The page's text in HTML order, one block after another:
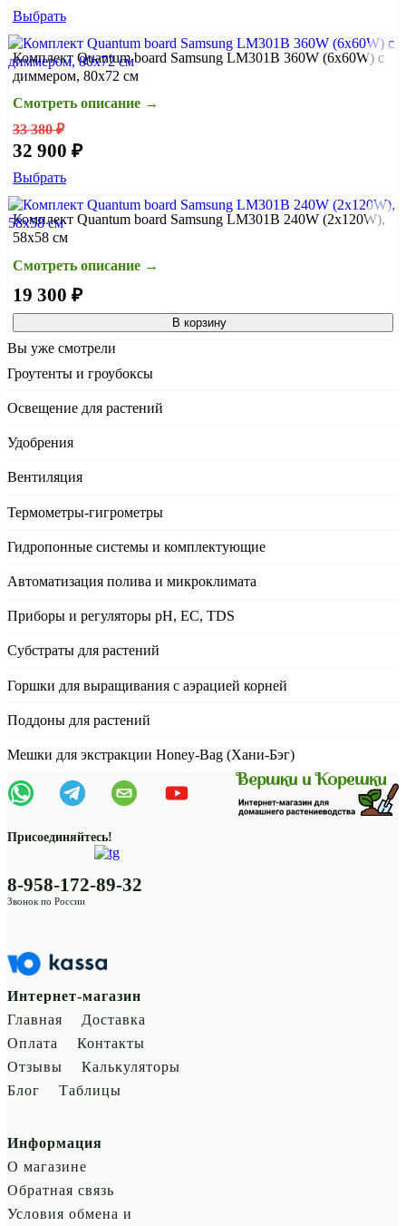
Выбрать
Комплект Quantum board Samsung LM301B 360W (6x60W) с
диммером, 80х72 см
Смотреть описание →
33 380 ₽
32 900 ₽
Выбрать
Комплект Quantum board Samsung LM301B 240W (2x120W),
58x58 см
Смотреть описание →
19 300 ₽
В корзину
Вы уже смотрели
Гроутенты и гроубоксы
Освещение для растений
Удобрения
Вентиляция
Термометры-гигрометры
Гидропонные системы и комплектующие
Автоматизация полива и микроклимата
Приборы и регуляторы рН, EC, TDS
Субстраты для растений
Горшки для выращивания с аэрацией корней
Поддоны для растений
Мешки для экстракции Honey-Bag (Хани-Бэг)
Интернет-магазин
Главная
Доставка
Оплата
Контакты
Отзывы
Калькуляторы
Блог
Таблицы
Информация
О магазине
Обратная связь
Условия обмена и
Присоединяйтесь!
8-958-172-89-32
Звонок по России